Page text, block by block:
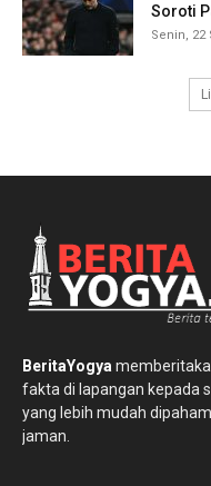
Soroti
Senin, 22
BeritaYogya
fakta di lapangan kepada
yang lebih mudah
jaman.